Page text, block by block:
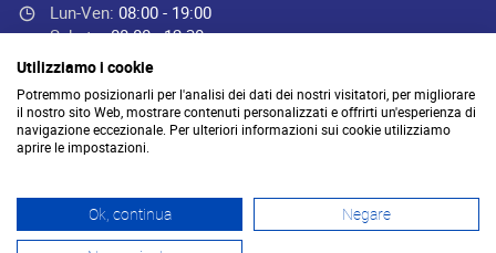
Lun-Ven: 08:00 - 19:00
Sabato:08:00 - 12:30
Domenica:Chiuso
Officina Gagliasso autoriparazioni gommista di Gagliasso Lorenzo -
314955 -
PEC:lorenzo.gagliasso@pec.it Privacy policy-Credits
Utilizziamo i cookie
Potremmo posizionarli per l'analisi dei dati dei nostri visitatori, per migliorare
il nostro sito Web, mostrare contenuti personalizzati e offrirti un'esperienza di
navigazione eccezionale. Per ulteriori informazioni sui cookie utilizziamo
aprire le impostazioni.
Ok, continua
Negare